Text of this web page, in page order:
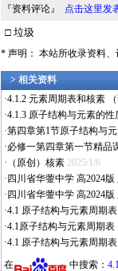
『资料评论』 点击这里发
□ 垃圾
* 声明： 本站所收录资料、
> 相关资料
·4.1.2 元素周期表和核素
·4.1.3 原子结构与元素的性
·第四章第1节原子结构与
·必修一第四章第一节精品
· （原创）核素 2025/1/6
· 四川省华蓥中学 高2024
· 四川省华蓥中学 高2024
·4.1 原子结构与元素周期
·4.1原子结构与元素周期表
·4.1 原子结构与元素周期
在
中搜索：